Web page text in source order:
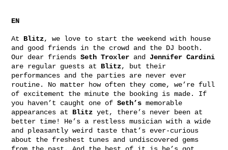
EN
At Blitz, we love to start the weekend with house
and good friends in the crowd and the DJ booth.
Our dear friends Seth Troxler and Jennifer Cardini
are regular guests at Blitz, but their
performances and the parties are never ever
routine. No matter how often they come, we’re full
of excitement the minute the booking is made. If
you haven’t caught one of Seth’s memorable
appearances at Blitz yet, there’s never been at
better time! He’s a restless musician with a wide
and pleasantly weird taste that’s ever-curious
about the freshest tunes and undiscovered gems